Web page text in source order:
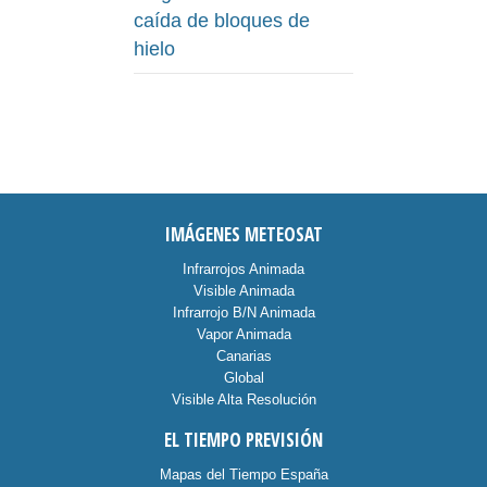
caída de bloques de
hielo
IMÁGENES METEOSAT
Infrarrojos Animada
Visible Animada
Infrarrojo B/N Animada
Vapor Animada
Canarias
Global
Visible Alta Resolución
EL TIEMPO PREVISIÓN
Mapas del Tiempo España